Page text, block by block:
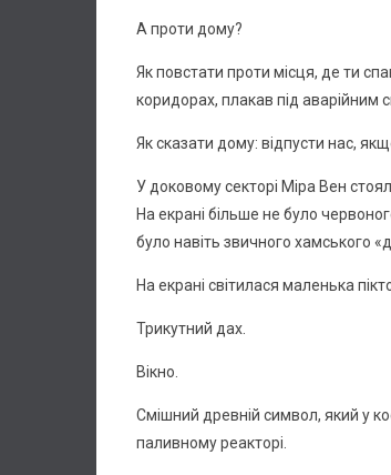
А проти дому?
Як повстати проти місця, де ти
коридорах, плакав під аварійним
Як сказати дому: відпусти нас,
У доковому секторі Міра Вен
На екрані більше не було
було навіть звичного хамського
На екрані світилася маленька
Трикутний дах.
Вікно.
Смішний древній символ, який у
паливному реакторі.